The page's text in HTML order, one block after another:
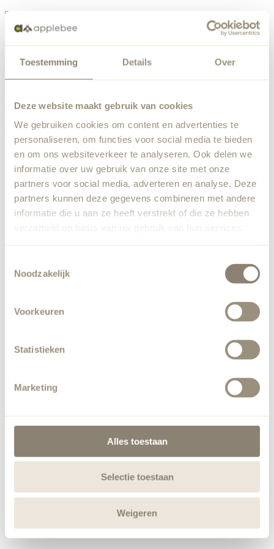
Toestemming Details Over
Deze website maakt gebruik van cookies
We gebruiken cookies om content en advertenties te
personaliseren, om functies voor social media te bieden
en om ons websiteverkeer te analyseren. Ook delen we
informatie over uw gebruik van onze site met onze
partners voor social media, adverteren en analyse. Deze
partners kunnen deze gegevens combineren met andere
informatie die u aan ze heeft verstrekt of die ze hebben
verzameld op basis van uw gebruik van hun services.
Noodzakelijk
Voorkeuren
Statistieken
Marketing
Alles toestaan
Selectie toestaan
Weigeren
Etwas ist schiefgelaufen
Team wurde benachrichtigt.
Zurück zur Startseite